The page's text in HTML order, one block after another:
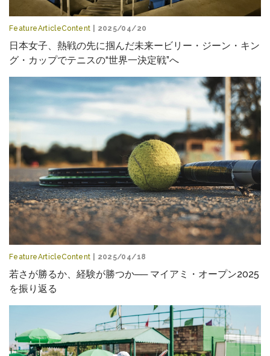
FeatureArticleContent | 2025/04/20
日本女子、熱戦の先に掴んだ未来ービリー・ジーン・キン
グ・カップでテニスの“世界一決定戦”へ
FeatureArticleContent | 2025/04/18
若さが勝るか、経験が勝つか── マイアミ・オープン2025
を振り返る